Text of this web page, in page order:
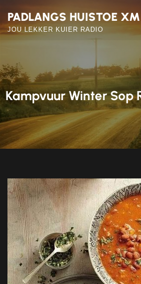
the
content
PADLANGS HUISTOE XM
JOU LEKKER KUIER RADIO
Kampvuur Winter Sop